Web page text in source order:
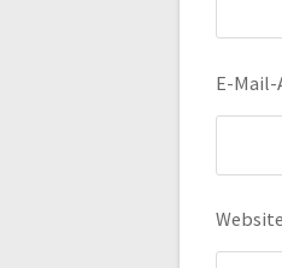
E-Mail-
Website